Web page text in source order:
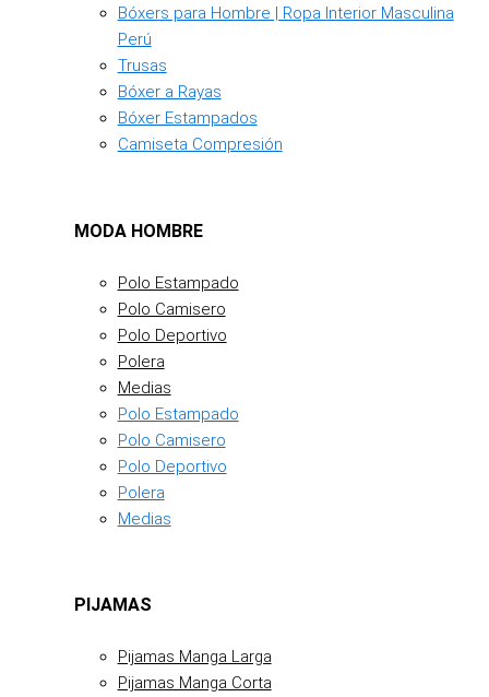
Bóxers para Hombre | Ropa Interior Masculina
Perú
Trusas
Bóxer a Rayas
Bóxer Estampados
Camiseta Compresión
MODA HOMBRE
Polo Estampado
Polo Camisero
Polo Deportivo
Polera
Medias
Polo Estampado
Polo Camisero
Polo Deportivo
Polera
Medias
PIJAMAS
Pijamas Manga Larga
Pijamas Manga Corta